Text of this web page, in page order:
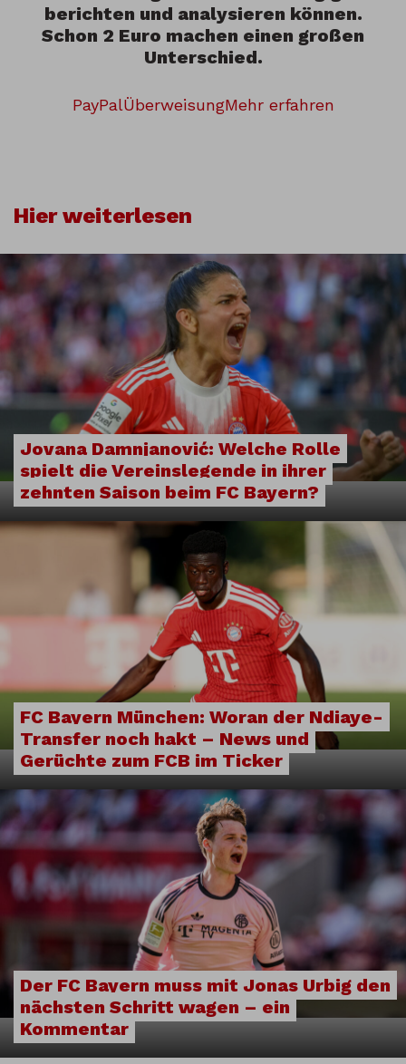
berichten und analysieren können.
Schon 2 Euro machen einen großen
Unterschied.
PayPalÜberweisungMehr erfahren
Hier weiterlesen
Jovana Damnjanović: Welche Rolle
spielt die Vereinslegende in ihrer
zehnten Saison beim FC Bayern?
FC Bayern München: Woran der Ndiaye-
Transfer noch hakt – News und
Gerüchte zum FCB im Ticker
Der FC Bayern muss mit Jonas Urbig den
nächsten Schritt wagen – ein
Kommentar